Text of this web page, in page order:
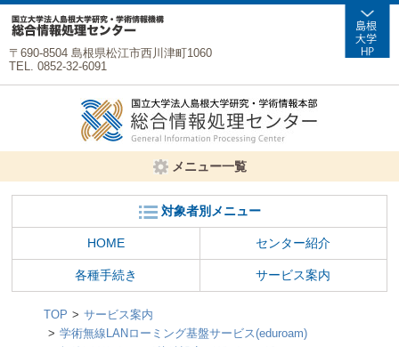
〒690-8504 島根県松江市西川津町1060
TEL. 0852-32-6091
メニュー一覧
対象者別メニュー
HOME センター紹介
各種手続き サービス案内
TOP
サービス案内
学術無線LANローミング基盤サービス(eduroam)